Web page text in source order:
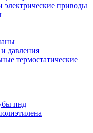
приводы
давления
термостатические
пнд